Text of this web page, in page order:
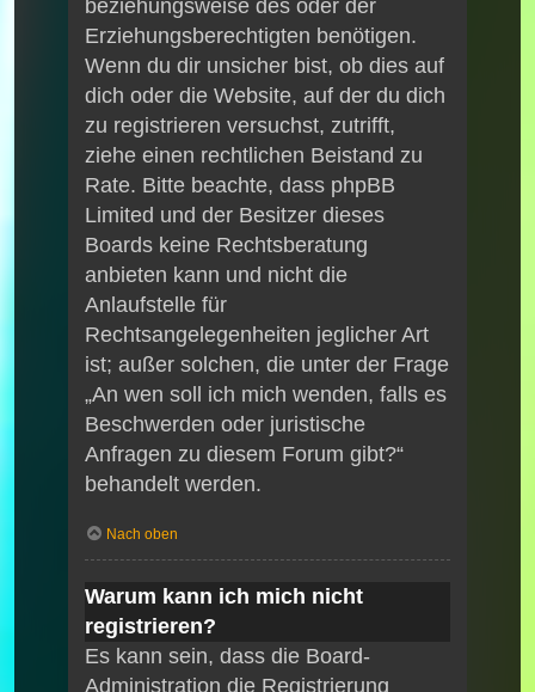
beziehungsweise des oder der
Erziehungsberechtigten benötigen.
Wenn du dir unsicher bist, ob dies auf
dich oder die Website, auf der du dich
zu registrieren versuchst, zutrifft,
ziehe einen rechtlichen Beistand zu
Rate. Bitte beachte, dass phpBB
Limited und der Besitzer dieses
Boards keine Rechtsberatung
anbieten kann und nicht die
Anlaufstelle für
Rechtsangelegenheiten jeglicher Art
ist; außer solchen, die unter der Frage
„An wen soll ich mich wenden, falls es
Beschwerden oder juristische
Anfragen zu diesem Forum gibt?“
behandelt werden.
Nach oben
Warum kann ich mich nicht
registrieren?
Es kann sein, dass die Board-
Administration die Registrierung